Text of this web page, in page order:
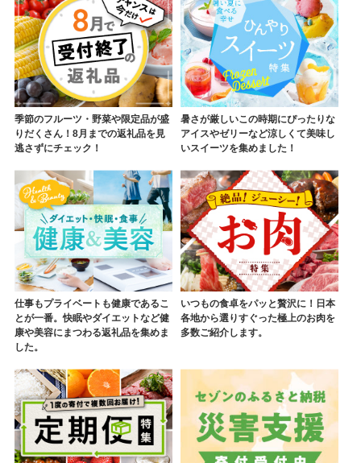
季節のフルーツ・野菜や限定品が盛
りだくさん！8月までの返礼品を見
逃さずにチェック！
暑さが厳しいこの時期にぴったりな
アイスやゼリーなど涼しくて美味し
いスイーツを集めました！
仕事もプライベートも健康であるこ
とが一番。快眠やダイエットなど健
康や美容にまつわる返礼品を集めま
した。
いつもの食卓をパッと贅沢に！日本
各地から選りすぐった極上のお肉を
多数ご紹介します。